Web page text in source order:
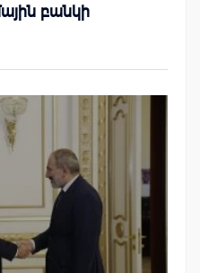
բանկի